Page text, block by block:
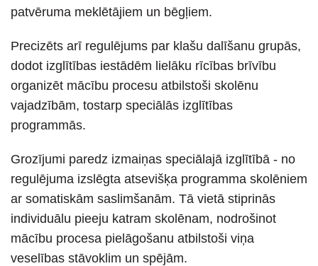
patvēruma meklētājiem un bēgļiem.
Precizēts arī regulējums par klašu dalīšanu grupās,
dodot izglītības iestādēm lielāku rīcības brīvību
organizēt mācību procesu atbilstoši skolēnu
vajadzībām, tostarp speciālās izglītības
programmās.
Grozījumi paredz izmaiņas speciālajā izglītībā - no
regulējuma izslēgta atsevišķa programma skolēniem
ar somatiskām saslimšanām. Tā vietā stiprinās
individuālu pieeju katram skolēnam, nodrošinot
mācību procesa pielāgošanu atbilstoši viņa
veselības stāvoklim un spējām.